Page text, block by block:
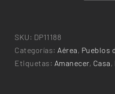
SKU: DP11188
Categorías: Aérea, Pueblos
Etiquetas: Amanecer, Casa,